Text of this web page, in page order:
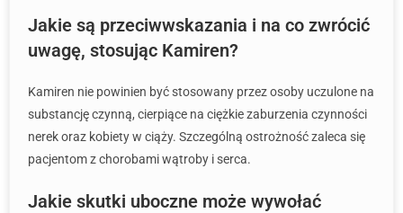
Jakie są przeciwwskazania i na co zwrócić
uwagę, stosując Kamiren?
Kamiren nie powinien być stosowany przez osoby uczulone na
substancję czynną, cierpiące na ciężkie zaburzenia czynności
nerek oraz kobiety w ciąży. Szczególną ostrożność zaleca się
pacjentom z chorobami wątroby i serca.
Jakie skutki uboczne może wywołać